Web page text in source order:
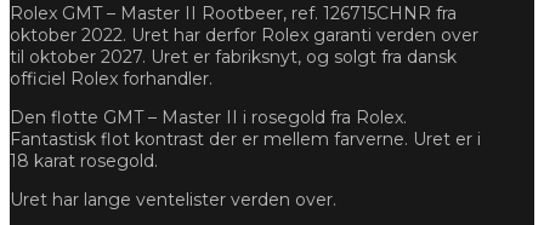
Rolex GMT – Master II Rootbeer, ref. 126715CHNR fra
oktober 2022. Uret har derfor Rolex garanti verden over
til oktober 2027. Uret er fabriksnyt, og solgt fra dansk
officiel Rolex forhandler.
Den flotte GMT – Master II i rosegold fra Rolex.
Fantastisk flot kontrast der er mellem farverne. Uret er i
18 karat rosegold.
Uret har lange ventelister verden over.